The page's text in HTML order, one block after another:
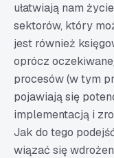
ułatwiają nam
sektorów, który
jest również
oprócz
procesów (w tym
pojawiają się
implementacją i
Jak do tego
wiązać się